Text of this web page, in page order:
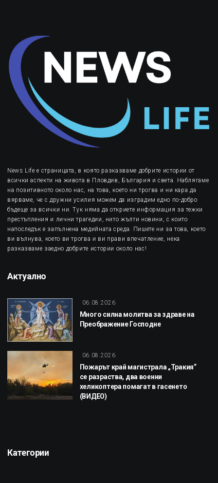
News Life е страницата, в която разказваме добрите истории от
всички аспекти на живота в Пловдив, България и света. Наблягаме
на позитивното около нас, на това, което ни трогва и ни кара да
вярваме, че с дружни усилия можем да изградим едно по-добро
бъдеще за всички ни. Тук няма да откриете информация за тежки
престъпления и лични трагедии, нито жълти новини, с които
напоследък е запълнена медийната среда. Пишете ни за това, което
ви вълнува, което ви трогва и ви прави впечатление, нека
разказваме заедно добрите истории около нас!
Актуално
06.08.2026
Много силна молитва за здраве на
Преображение Господне
06.08.2026
Пожарът край магистрала „Тракия“
се разраства, два военни
хеликоптера помагат в гасенето
(ВИДЕО)
Категории